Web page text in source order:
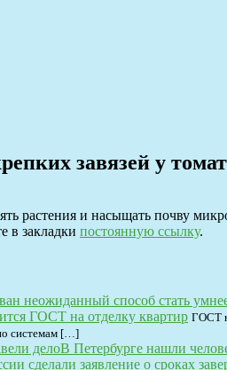
завязей у
растения и насыщать почву
в закладки постоянную ссылку.
неожиданный способ стать
ГОСТ на отделку квартир ГОСТ
системам […]
В Петербурге нашли
сделали заявление о сроках